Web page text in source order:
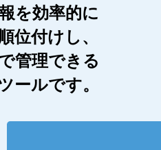
を効率的に
位付けし、
管理できる
ールです。